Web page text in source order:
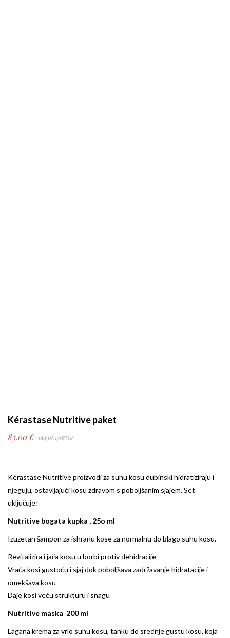
Kérastase Nutritive paket
85.00 € uključuje PDV
Kérastase Nutritive proizvodiza suhu kosu dubinski hidratiziraju i
njeguju, ostavljajući kosu zdravom s poboljšanim sjajem. Set
uključuje:
Nutritive bogata kupka , 25o ml
Izuzetan šampon za ishranu kose za normalnu do blago suhu kosu.
Revitalizira i jača kosu u borbi protiv dehidracije​
Vraća kosi gustoću i sjaj dok poboljšava zadržavanje hidratacije i
omekšava kosu​
Daje kosi veću strukturu i snagu
Nutritive maska 200 ml
Lagana krema za vrlo suhu kosu, tanku do srednje gustu kosu, koja